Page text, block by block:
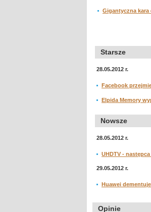
Gigantyczna kara
Starsze
28.05.2012 r.
Facebook
Elpida Memory
Nowsze
28.05.2012 r.
UHDTV - następca
29.05.2012 r.
Huawei
Opinie